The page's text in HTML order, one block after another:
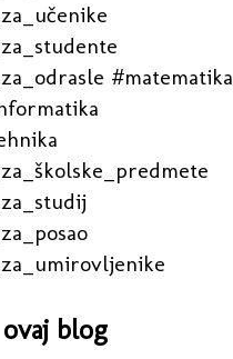
#matematika
blog